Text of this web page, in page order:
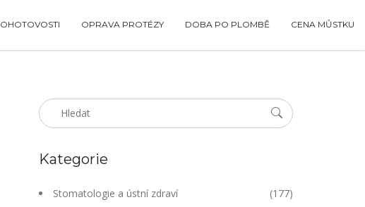
OPRAVA PROTÉZY DOBA PO PLOMBĚ CENA MŮSTKU
Kategorie
Stomatologie a ústní zdraví (177)